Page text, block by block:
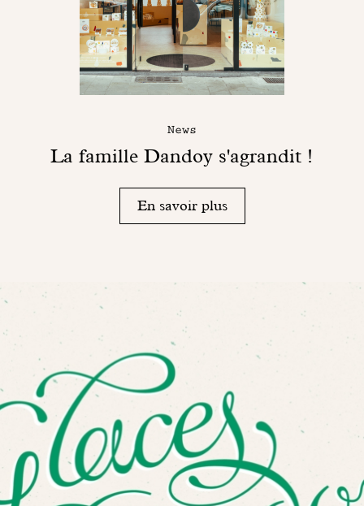
News
La famille Dandoy s'agrandit !
En savoir plus